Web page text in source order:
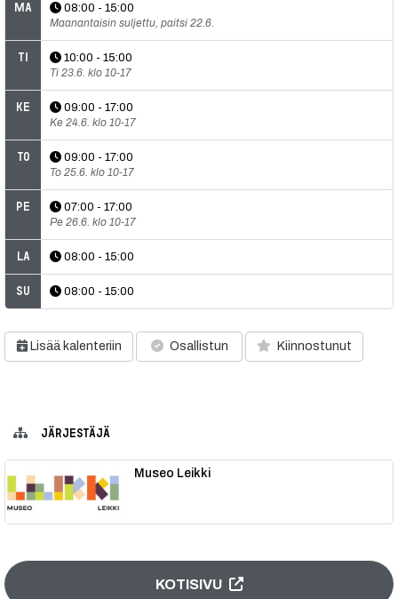
Ma
08:00 - 15:00
Maanantaisin suljettu, paitsi 22.6.
Ti
10:00 - 15:00
Ti 23.6. klo 10-17
Ke
09:00 - 17:00
Ke 24.6. klo 10-17
To
09:00 - 17:00
To 25.6. klo 10-17
Pe
07:00 - 17:00
Pe 26.6. klo 10-17
La 08:00 - 15:00
Su 08:00 - 15:00
Lisää kalenteriin Osallistun Kiinnostunut
JÄRJESTÄJÄ
Museo Leikki
KOTISIVU